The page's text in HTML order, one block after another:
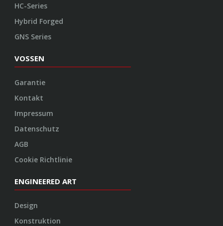
HC-Series
Hybrid Forged
GNS Series
VOSSEN
Garantie
Kontakt
Impressum
Datenschutz
AGB
Cookie Richtlinie
ENGINEERED ART
Design
Konstruktion